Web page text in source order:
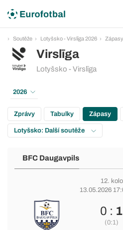
Soutěže Lotyšsko - Virslīga 2026 Zápasy
Virslīga
Lotyšsko - Virslīga
2026
Zprávy Tabulky Zápasy
Lotyšsko: Další soutěže
BFC Daugavpils
12. kolo
13.05.2026
0 : 1
(0:1)